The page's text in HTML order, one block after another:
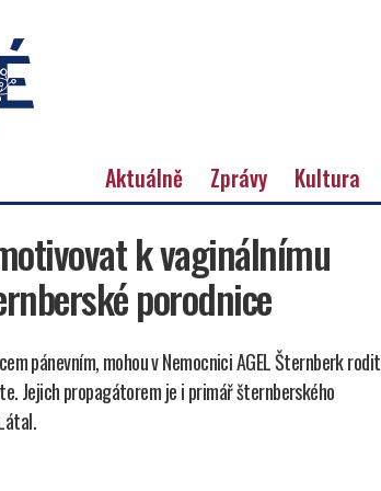
Aktuálně Zprávy Kultura
k vaginálnímu
porodnice
pánevním, mohou v Nemocnici AGEL Šternberk rodit
Jejich propagátorem je i primář šternberského